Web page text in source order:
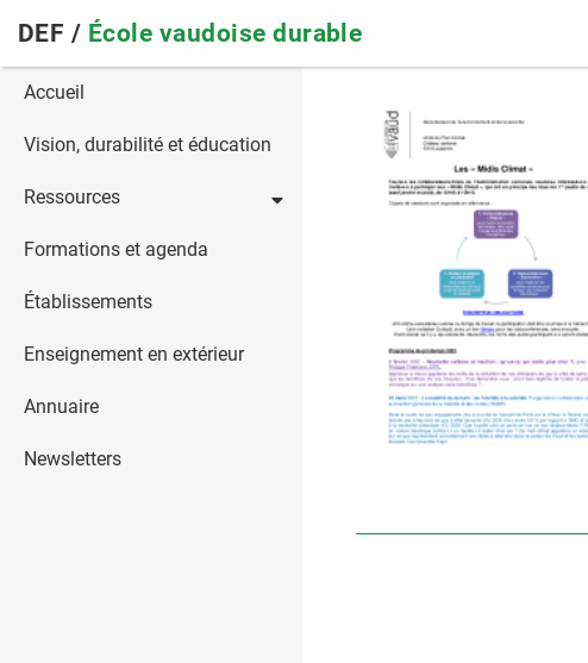
main
navigation
DEF / École vaudoise durable
Main
navigation
Accueil
Vision, durabilité et éducation
Ressources
Formations et agenda
Établissements
Enseignement en extérieur
Annuaire
Newsletters